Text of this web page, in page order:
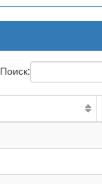
Поиск: